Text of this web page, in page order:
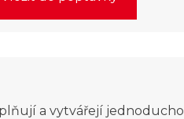
a vytvářejí